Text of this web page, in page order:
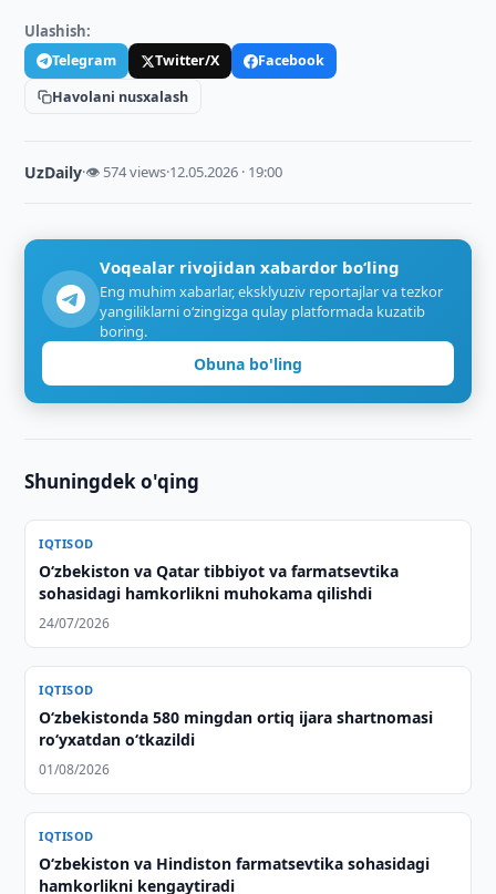
Ulashish:
Telegram Twitter/X
Facebook
Havolani nusxalash
UzDaily·👁 574 views·12.05.2026 · 19:00
Voqealar rivojidan xabardor bo‘ling
Eng muhim xabarlar, eksklyuziv reportajlar va tezkor
yangiliklarni o‘zingizga qulay platformada kuzatib
boring.
Obuna bo'ling
Shuningdek o'qing
IQTISOD
Oʻzbekiston va Qatar tibbiyot va farmatsevtika
sohasidagi hamkorlikni muhokama qilishdi
24/07/2026
IQTISOD
O‘zbekistonda 580 mingdan ortiq ijara shartnomasi
ro‘yxatdan o‘tkazildi
01/08/2026
IQTISOD
Oʻzbekiston va Hindiston farmatsevtika sohasidagi
hamkorlikni kengaytiradi